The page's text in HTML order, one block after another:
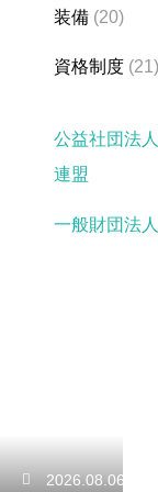
装備 (20)
資格制度 (21)
公益社団法
連盟
一般財団法
2026.08.06